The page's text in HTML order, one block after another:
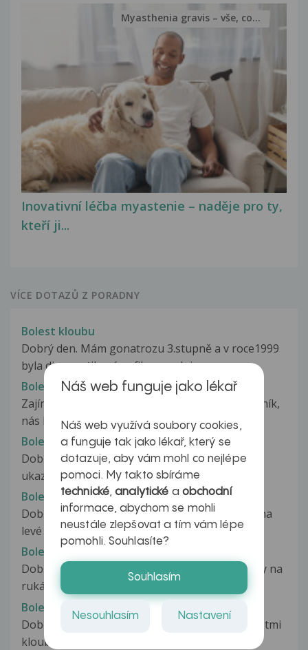
Inovativní léčba myastenie – naděje pro ty,
kteří ji...
Myasthenia gravis – vše, co...
VÍCE DOTAZŮ Z PORADNY
Bolest kloubu
Dobrý den. Mám gonatrozu 3.stupně a v roce1999
byla diagnostikována fibromyalgie....
Bolest kloubů
Zajímalo by mě, proč např. když si zlomíme kotník,
nás kloub následně při změně...
Bolest kloubu
Dobrý den.Před asi třemi týdny mi otekl
ukazováček na levé ruce.Žádný úraz,ani...
Bolest kloubů
Dobrý den, asi dva měsíce mě bolí kloub palce na
levé ruce, myslela jsem, že...
Bolest kloubů
Dobrý den. Přibližně týden mě pobolívají klouby na
rukách, zejména prsty dlaní....
Bolest kloubů
Dobrý den, je mi 15 let a trpím vracející se bolestmi
kloubů, nejčastěji kolen....
Náš web funguje jako lékař
Náš web využívá soubory cookies,
a funguje tak jako lékař, který se
dotazuje, aby vám mohl co nejlépe
pomoci. My takto sbíráme
technické,analytické a obchodní
informace, abychom se mohli
neustále zlepšovat a tím vám lépe
pomohli. Souhlasíte?
Souhlasím
Nesouhlasím Nastavení